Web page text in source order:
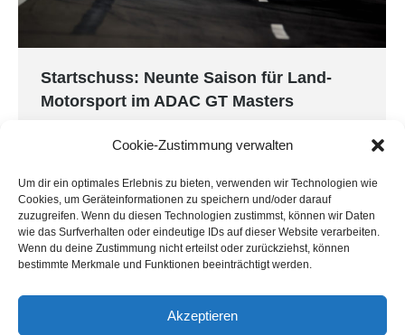
Cookie-Zustimmung verwalten
Um dir ein optimales Erlebnis zu bieten, verwenden wir Technologien wie
Cookies, um Geräteinformationen zu speichern und/oder darauf
zuzugreifen. Wenn du diesen Technologien zustimmst, können wir Daten
wie das Surfverhalten oder eindeutige IDs auf dieser Website verarbeiten.
Wenn du deine Zustimmung nicht erteilst oder zurückziehst, können
bestimmte Merkmale und Funktionen beeinträchtigt werden.
Akzeptieren
Startschuss: Neunte Saison für Land-
Motorsport im ADAC GT Masters
Lausitzring für die Mannschaft von Land-
Motorsport vom 23. bis 25. Mai die Saison des
ADAC GT Masters. Hinter dem Steuer des Audi
R8 LMS GT3 evo II wollen Carrie Schreiner und
Testfahrten auf dem Lausitzring…